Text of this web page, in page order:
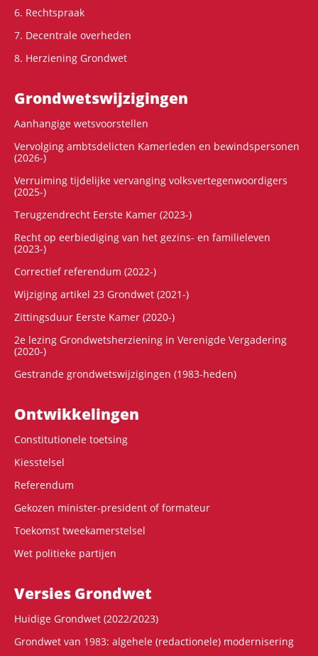
6. Rechtspraak
7. Decentrale overheden
8. Herziening Grondwet
Grondwets­wijzigingen
Aanhangige wetsvoorstellen
Vervolging ambtsdelicten Kamerleden en bewindspersonen
(2026-)
Verruiming tijdelijke vervanging volksvertegenwoordigers
(2025-)
Terugzendrecht Eerste Kamer (2023-)
Recht op eerbiediging van het gezins- en familieleven
(2023-)
Correctief referendum (2022-)
Wijziging artikel 23 Grondwet (2021-)
Zittingsduur Eerste Kamer (2020-)
2e lezing Grondwetsherziening in Verenigde Vergadering
(2020-)
Gestrande grondwetswijzigingen (1983-heden)
Ontwikke­lingen
Constitutionele toetsing
Kiesstelsel
Referendum
Gekozen minister-president of formateur
Toekomst tweekamerstelsel
Wet politieke partijen
Versies Grondwet
Huidige Grondwet (2022/2023)
Grondwet van 1983: algehele (redactionele) modernisering